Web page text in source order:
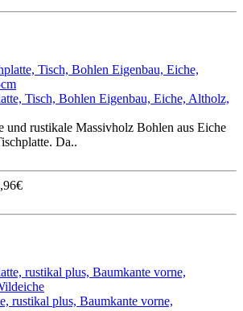
Tisch, Bohlen Eigenbau, Eiche, Altholz,
und rustikale Massivholz Bohlen aus Eiche
Da..
rustikal plus, Baumkante vorne,